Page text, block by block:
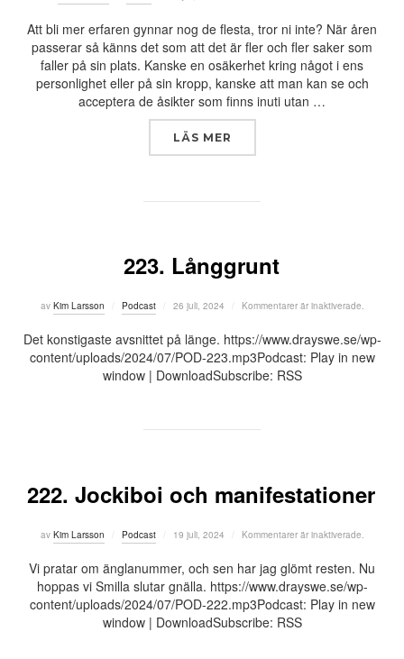
Att bli mer erfaren gynnar nog de flesta, tror ni inte? När åren
passerar så känns det som att det är fler och fler saker som
faller på sin plats. Kanske en osäkerhet kring något i ens
personlighet eller på sin kropp, kanske att man kan se och
acceptera de åsikter som finns inuti utan …
LÄS MER
223. Långgrunt
av Kim Larsson Podcast
Publicerat
26 juli, 2024 Kommentarer är inaktiverade.
Det konstigaste avsnittet på länge. https://www.drayswe.se/wp-
content/uploads/2024/07/POD-223.mp3Podcast: Play in new
window | DownloadSubscribe: RSS
222. Jockiboi och manifestationer
av Kim Larsson Podcast
Publicerat
19 juli, 2024 Kommentarer är inaktiverade.
Vi pratar om änglanummer, och sen har jag glömt resten. Nu
hoppas vi Smilla slutar gnälla. https://www.drayswe.se/wp-
content/uploads/2024/07/POD-222.mp3Podcast: Play in new
window | DownloadSubscribe: RSS